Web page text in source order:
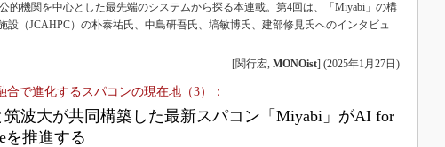
的機関を中心とした最先端のシステムから探る本連載。第4回は、「Miyabi」の構
設（JCAHPC）の朴泰祐氏、中島研吾氏、塙敏博氏、建部修見氏へのインタビュ
[関行宏, MONOist] (2025年1月27日 )
合で進化するスパコンの現在地（3）：
筑波大が共同構築した最新スパコン「Miyabi」がAI for
を推進する